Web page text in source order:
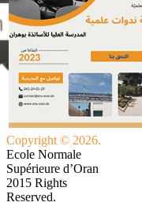
Copyright © 2026.
Ecole Normale
Supérieure d’Oran
2015 Rights
Reserved.